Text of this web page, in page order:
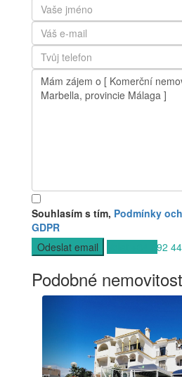
Souhlasím s tím, Podmínky
GDPR
+34 692
Podobné